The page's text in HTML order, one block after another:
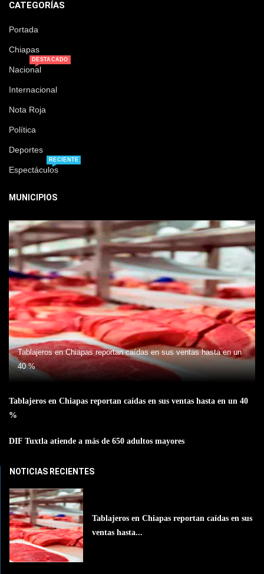
CATEGORÍAS
Portada
Chiapas
Nacional
DESTACADO
Internacional
Nota Roja
Política
Deportes
Espectáculos
RECIENTE
MUNICIPIOS
Tablajeros en Chiapas reportan caídas en sus ventas hasta en un
40 %
Tablajeros en Chiapas reportan caídas en sus ventas hasta en un 40
%
DIF Tuxtla atiende a más de 650 adultos mayores
NOTICIAS RECIENTES
Tablajeros en Chiapas reportan caídas en sus
ventas hasta...